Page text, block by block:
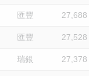
匯豐 27,688
匯豐 27,528
瑞銀 27,378